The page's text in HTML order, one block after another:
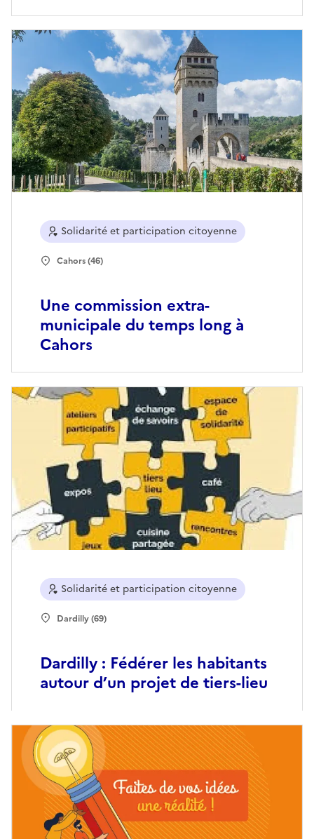
Une commission extra-
municipale du temps long à
Cahors
Solidarité et participation citoyenne
Cahors (46)
Dardilly : Fédérer les habitants
autour d’un projet de tiers-lieu
Solidarité et participation citoyenne
Dardilly (69)